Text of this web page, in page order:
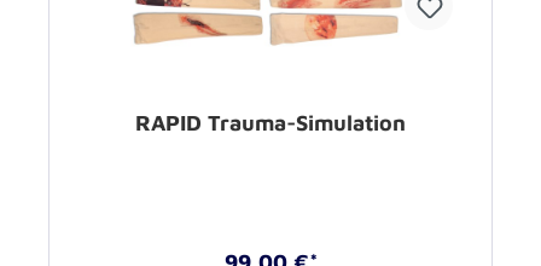
RAPID Trauma-Simulation